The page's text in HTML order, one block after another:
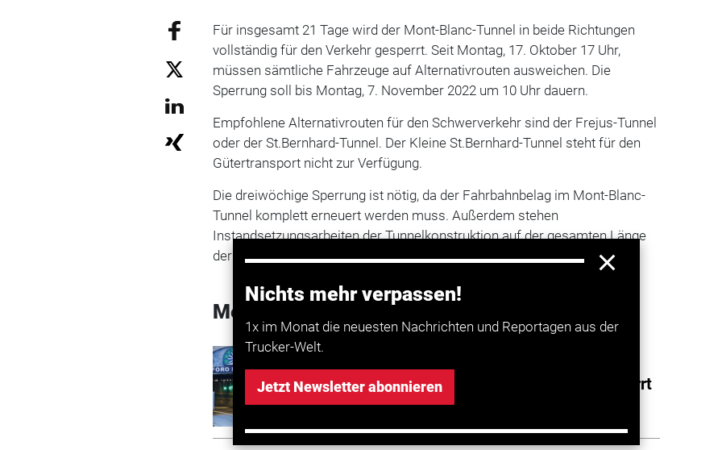
Nichts mehr verpassen!
1x im Monat die neuesten Nachrichten und Reportagen aus der
Trucker-Welt.
Jetzt Newsletter abonnieren
Für insgesamt 21 Tage wird der Mont-Blanc-Tunnel in beide Richtungen
vollständig für den Verkehr gesperrt. Seit Montag, 17. Oktober 17 Uhr,
müssen sämtliche Fahrzeuge auf Alternativrouten ausweichen. Die
Sperrung soll bis Montag, 7. November 2022 um 10 Uhr dauern.
Empfohlene Alternativrouten für den Schwerverkehr sind der Frejus-Tunnel
oder der St.Bernhard-Tunnel. Der Kleine St.Bernhard-Tunnel steht für den
Gütertransport nicht zur Verfügung.
Die dreiwöchige Sperrung ist nötig, da der Fahrbahnbelag im Mont-Blanc-
Tunnel komplett erneuert werden muss. Außerdem stehen
Instandsetzungsarbeiten der Tunnelkonstruktion auf der gesamten Länge
der Strecke an. (nja)
Mehr zum Thema entdecken
Transport
Italien: Mont-Blanc-Tunnel monatelang gesperrt